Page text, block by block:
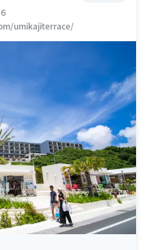
umikajiterrace/